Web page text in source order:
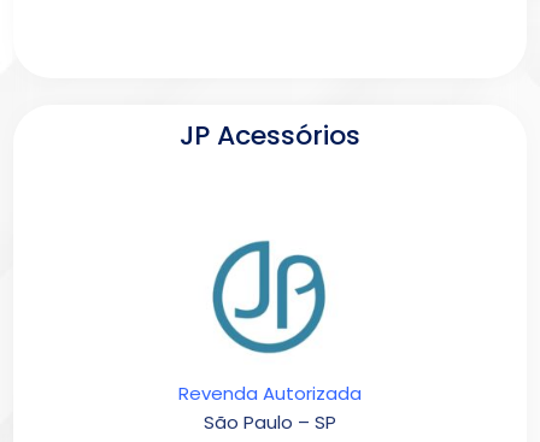
JP Acessórios
Revenda Autorizada
São Paulo – SP